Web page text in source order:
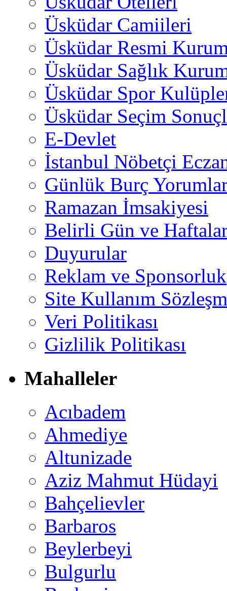
Üsküdar Camiileri
Üsküdar Resmi
Üsküdar Sağlık
Üsküdar Spor
Üsküdar Seçim
E-Devlet
İstanbul Nöbetçi
Günlük Burç
Ramazan İmsakiyesi
Belirli Gün ve
Duyurular
Reklam ve Sponsorluk
Site Kullanım
Veri Politikası
Gizlilik Politikası
Mahalleler
Acıbadem
Ahmediye
Altunizade
Aziz Mahmut Hüdayi
Bahçelievler
Barbaros
Beylerbeyi
Bulgurlu